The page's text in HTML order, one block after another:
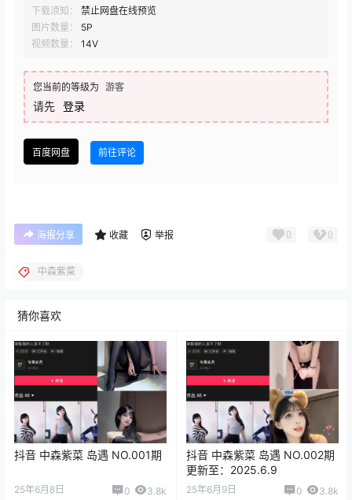
下载须知：
禁止网盘在线预览
图片数量：
5P
视频数量：
14V
您当前的等级为 游客
请先 登录
百度网盘 前往评论
海报分享 收藏 举报 0 0
中森紫菜
猜你喜欢
抖音 中森紫菜 岛遇 NO.001期
25年6月8日 0 3.8k
抖音 中森紫菜 岛遇 NO.002期
更新至：2025.6.9
25年6月9日 0 3.8k